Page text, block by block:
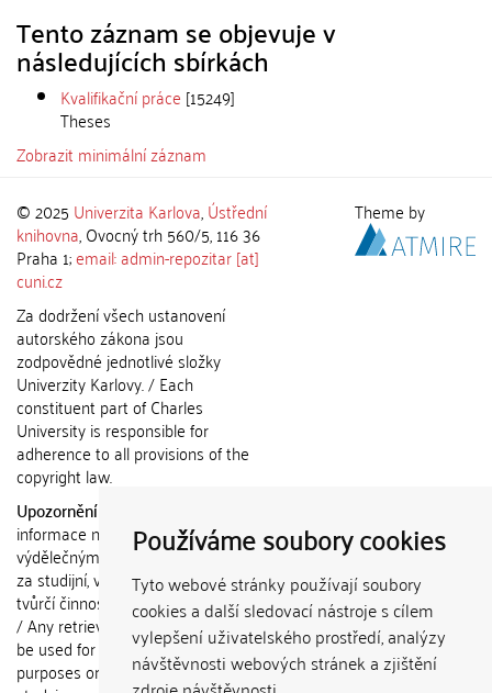
Používáme soubory cookies
Tyto webové stránky používají soubory
cookies a další sledovací nástroje s cílem
vylepšení uživatelského prostředí, analýzy
návštěvnosti webových stránek a zjištění
Tento záznam se objevuje v
následujících sbírkách
Kvalifikační práce [15249]
Theses
Zobrazit minimální záznam
© 2025 Univerzita Karlova,Ústřední
knihovna, Ovocný trh 560/5, 116 36
Praha 1;email: admin-repozitar [at]
cuni.cz
Za dodržení všech ustanovení
autorského zákona jsou
zodpovědné jednotlivé složky
Univerzity Karlovy. / Each
constituent part of Charles
University is responsible for
adherence to all provisions of the
copyright law.
Upozornění / Notice:
informace nemohou být použity k
výdělečným účelům nebo vydávány
za studijní, vědeckou nebo jinou
tvůrčí činnost jiné osoby než autora.
/ Any retrieved information shall not
be used for any commercial
purposes or claimed as results of
Theme by